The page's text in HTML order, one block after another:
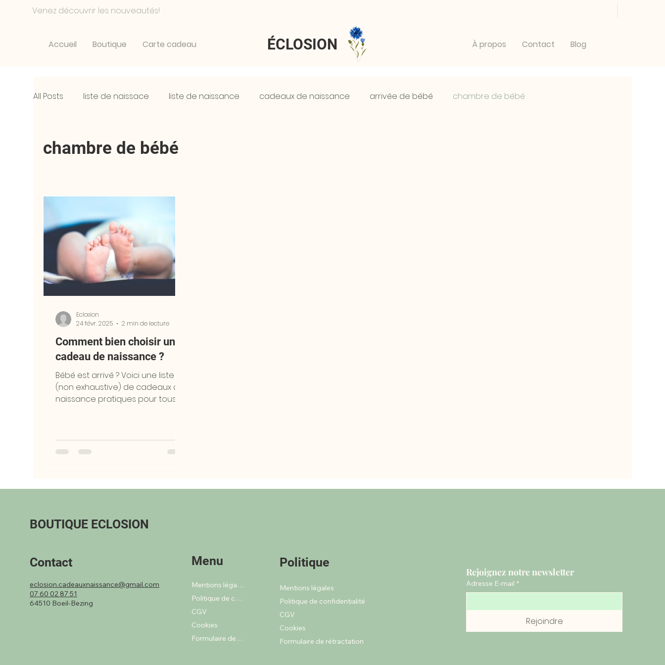
Venez découvrir les nouveautés!
Accueil Boutique Carte cadeau ÉCLOSION À propos Contact Blog
All Posts liste de naissace liste de naissance cadeaux de naissance arrivée de bébé chambre de bébé
chambre de bébé
Comment bien choisir un
cadeau de naissance ?
Bébé est arrivé ? Voici une liste
(non exhaustive) de cadeaux de
naissance pratiques pour tous
Eclosion
24 févr. 2025
2 min de lecture
BOUTIQUE ECLOSION
Contact
eclosion.cadeauxnaissance@gmail.com
07 60 02 87 51
64510 Boeil-Bezing
Menu
Mentions légales
Politique de confidentialité
CGV
Cookies
Formulaire de rétractation
Politique
Mentions légales
Politique de confidentialité
CGV
Cookies
Formulaire de rétractation
Rejoignez notre newsletter
Adresse E-mail *
Rejoindre